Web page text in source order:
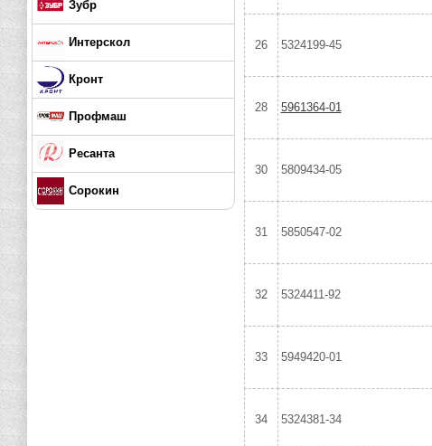
Зубр
Интерскол
Кронт
Профмаш
Ресанта
Сорокин
26 5324199-45
28 5961364-01
30 5809434-05
31 5850547-02
32 5324411-92
33 5949420-01
34 5324381-34